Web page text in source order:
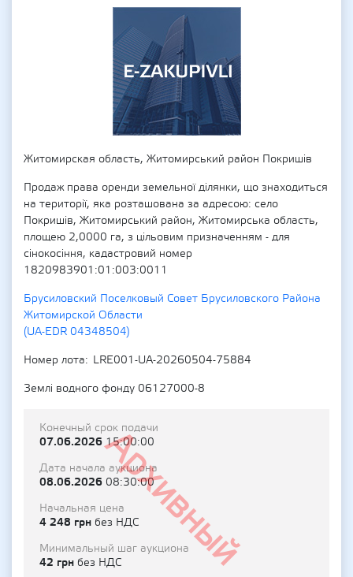
Житомирская область, Житомирський район Покришів
Продаж права оренди земельної ділянки, що знаходиться
на території, яка розташована за адресою: село
Покришів, Житомирський район, Житомирська область,
площею 2,0000 га, з цільовим призначенням - для
сінокосіння, кадастровий номер
1820983901:01:003:0011
Брусиловский Поселковый Совет Брусиловского Района
Житомирской Области
(UA-EDR 04348504)
Номер лота
LRE001-UA-20260504-75884
Землі водного фонду 06127000-8
Архивный
Конечный срок подачи
07.06.202615:00:00
Дата начала аукциона
08.06.2026 08:30:00
Начальная цена
4 248 грн без НДС
Минимальный шаг аукциона
42 грн без НДС